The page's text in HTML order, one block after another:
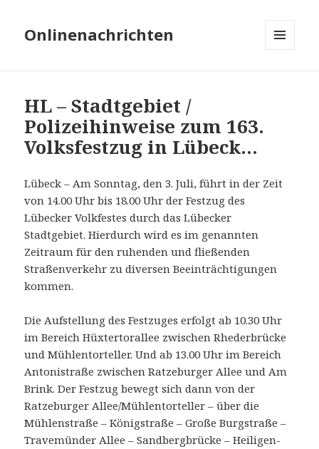
Onlinenachrichten
HL – Stadtgebiet /
Polizeihinweise zum 163.
Volksfestzug in Lübeck…
Lübeck – Am Sonntag, den 3. Juli, führt in der Zeit
von 14.00 Uhr bis 18.00 Uhr der Festzug des
Lübecker Volkfestes durch das Lübecker
Stadtgebiet. Hierdurch wird es im genannten
Zeitraum für den ruhenden und fließenden
Straßenverkehr zu diversen Beeinträchtigungen
kommen.
Die Aufstellung des Festzuges erfolgt ab 10.30 Uhr
im Bereich Hüxtertorallee zwischen Rhederbrücke
und Mühlentorteller. Und ab 13.00 Uhr im Bereich
Antonistraße zwischen Ratzeburger Allee und Am
Brink.Der Festzug bewegt sich dann von der
Ratzeburger Allee/Mühlentorteller – über die
Mühlenstraße – Königstraße – Große Burgstraße –
Travemünder Allee – Sandbergbrücke – Heiligen-